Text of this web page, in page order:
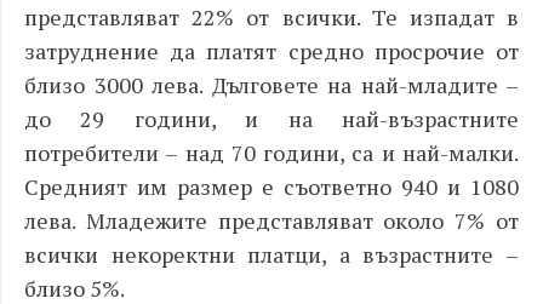
представляват 22% от всички. Те изпадат в
затруднение да платят средно просрочие от
близо 3000 лева. Дълговете на най-младите –
до 29 години, и на най-възрастните
потребители – над 70 години, са и най-малки.
Средният им размер е съответно 940 и 1080
лева. Младежите представляват около 7% от
всички некоректни платци, а възрастните –
близо 5%.